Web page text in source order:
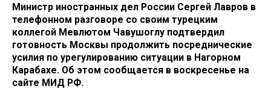
Министр иностранных дел России Сергей Лавров в
телефонном разговоре со своим турецким
коллегой Мевлютом Чавушоглу подтвердил
готовность Москвы продолжить посреднические
усилия по урегулированию ситуации в Нагорном
Карабахе. Об этом сообщается в воскресенье на
сайте МИД РФ.